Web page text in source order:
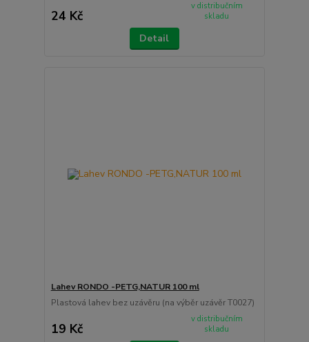
24 Kč
v distribučním
skladu
Detail
Lahev RONDO -PETG,NATUR 100 ml
Plastová lahev bez uzávěru (na výběr uzávěr T0027)
19 Kč
v distribučním
skladu